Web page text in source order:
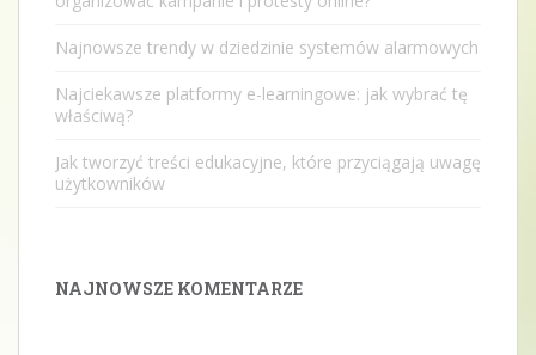
Najnowsze trendy w dziedzinie systemów alarmowych
Najciekawsze platformy e-learningowe: jak wybrać tę
właściwą?
Jak tworzyć treści edukacyjne, które przyciągają uwagę
użytkowników
NAJNOWSZE KOMENTARZE